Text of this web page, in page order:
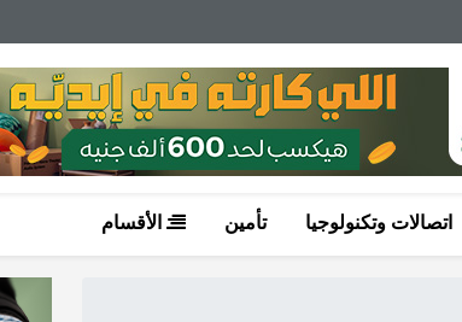
اتصالات وتكنولوجيا تأمين الأقسام